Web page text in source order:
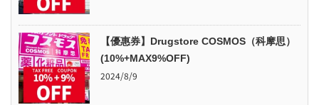
【優惠券】Drugstore COSMOS（科摩思）
(10%+MAX9%OFF)
2024/8/9